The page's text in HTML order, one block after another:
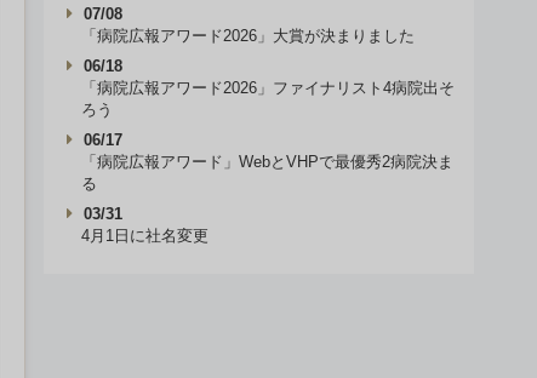
07/08
「病院広報アワード2026」大賞が決まりました
06/18
「病院広報アワード2026」ファイナリスト4病院出そ
ろう
06/17
「病院広報アワード」WebとVHPで最優秀2病院決ま
る
03/31
4月1日に社名変更